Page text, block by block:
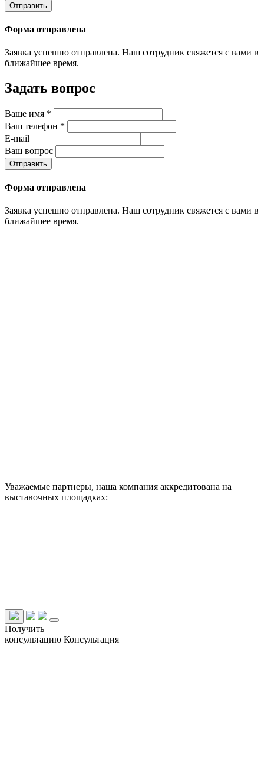
Отправить
Форма отправлена
Заявка успешно отправлена. Наш сотрудник свяжется с вами в
ближайшее время.
Задать вопрос
Ваше имя *
Ваш телефон *
E-mail
Ваш вопрос
Отправить
Форма отправлена
Заявка успешно отправлена. Наш сотрудник свяжется с вами в
ближайшее время.
Уважаемые партнеры, наша компания аккредитована на
выставочных площадках:
Получить
консультацию Консультация